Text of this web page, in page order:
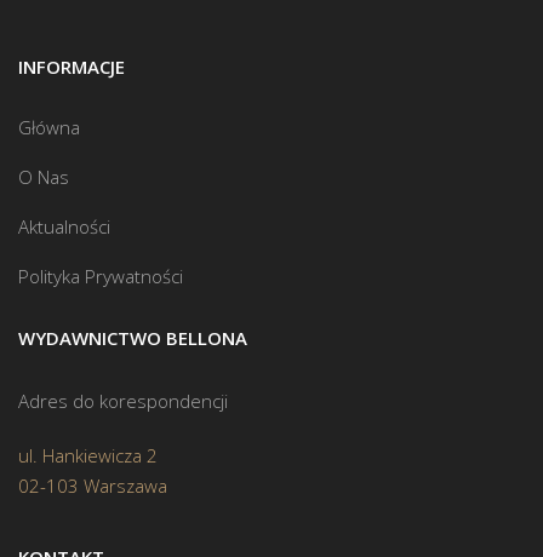
INFORMACJE
Główna
O Nas
Aktualności
Polityka Prywatności
WYDAWNICTWO BELLONA
Adres do korespondencji
ul. Hankiewicza 2
02-103 Warszawa